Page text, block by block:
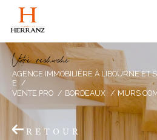
Vore recece
AGENCE IMMOBILIÈRE À LIBOURNE ET
E
VENTE PRO
BORDEAUX MURS
RETOUR